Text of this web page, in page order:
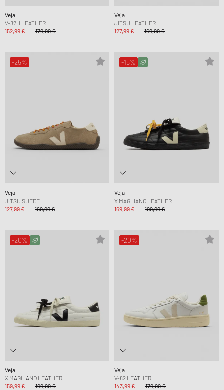
Veja
V-82 II LEATHER
152,99 €
179,99 €
Veja
JITSU LEATHER
127,99 €
169,99 €
-25%
Veja
JITSU SUEDE
127,99 €
169,99 €
-15%
Veja
X MAGLIANO LEATHER
169,99 €
199,99 €
-20%
Veja
X MAGLIANO LEATHER
159,99 €
199,99 €
-20%
Veja
V-82 LEATHER
143,99 €
179,99 €